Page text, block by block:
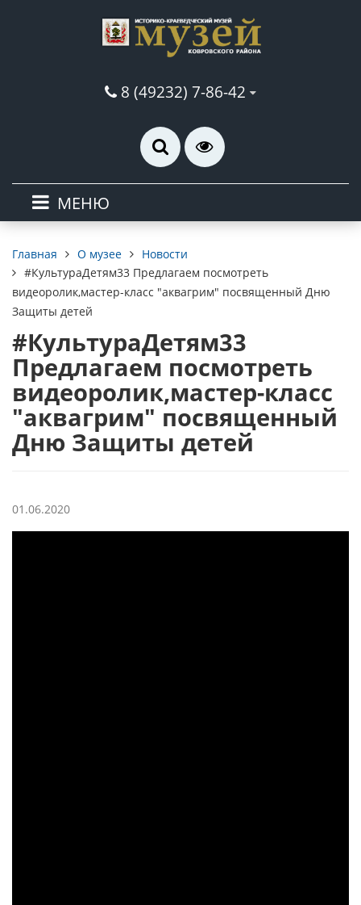
8 (49232) 7-86-42
МЕНЮ
Главная О музее
Новости
#КультураДетям33 Предлагаем посмотреть
видеоролик,мастер-класс "аквагрим" посвященный Дню
Защиты детей
#КультураДетям33
Предлагаем посмотреть
видеоролик,мастер-класс
"аквагрим" посвященный
Дню Защиты детей
01.06.2020